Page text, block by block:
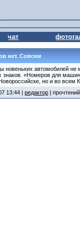
чат
нет. Совсем
новеньких автомобилей
знаков. «Номеров для
но и во всем
13:44 | редактор|